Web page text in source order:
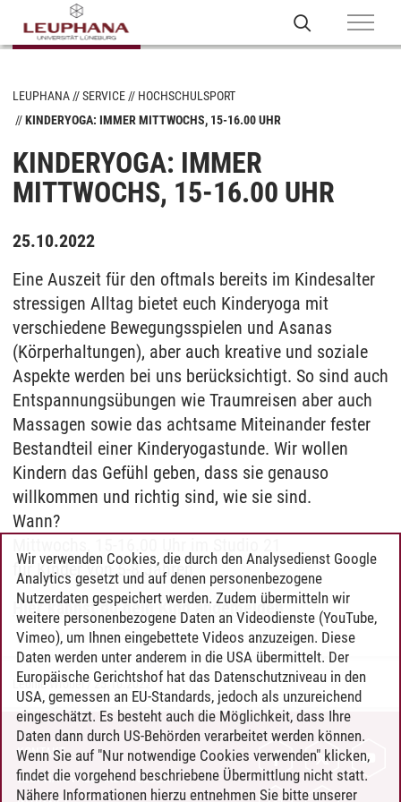
LEUPHANA SERVICE
HOCHSCHULSPORT
KINDERYOGA: IMMER MITTWOCHS, 15-16.00 UHR
KINDERYOGA: IMMER
MITTWOCHS, 15-16.00 UHR
25.10.2022
Eine Auszeit für den oftmals bereits im Kindesalter
stressigen Alltag bietet euch Kinderyoga mit
verschiedene Bewegungsspielen und Asanas
(Körperhaltungen), aber auch kreative und soziale
Aspekte werden bei uns berücksichtigt. So sind auch
Entspannungsübungen wie Traumreisen aber auch
Massagen sowie das achtsame Miteinander fester
Bestandteil einer Kinderyogastunde. Wir wollen
Kindern das Gefühl geben, dass sie genauso
willkommen und richtig sind, wie sie sind.
Wann?
für Kinder von 5-8 Jahren
Hier kannst du dein Kind angemelden
Leonie Wrobel/ 25.10.2022
KONTAKT
LEUPHANA ALS ARBEITGEBER
Wir verwenden Cookies, die durch den Analysedienst Google
Analytics gesetzt und auf denen personenbezogene
Nutzerdaten gespeichert werden. Zudem übermitteln wir
weitere personenbezogene Daten an Videodienste (YouTube,
Vimeo), um Ihnen eingebettete Videos anzuzeigen. Diese
Daten werden unter anderem in die USA übermittelt. Der
Europäische Gerichtshof hat das Datenschutzniveau in den
USA, gemessen an EU-Standards, jedoch als unzureichend
eingeschätzt. Es besteht auch die Möglichkeit, dass Ihre
Daten dann durch US-Behörden verarbeitet werden können.
Wenn Sie auf "Nur notwendige Cookies verwenden" klicken,
findet die vorgehend beschriebene Übermittlung nicht statt.
Nähere Informationen hierzu entnehmen Sie bitte unserer